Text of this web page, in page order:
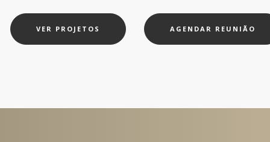
VER PROJETOS AGENDAR REUNIÃO